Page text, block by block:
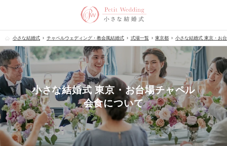
小さな結婚式 チャペルウェディング・教会風結婚式 式場一覧 東京都 小さな結婚式 東京・お
小さな結婚式 東京・お台場チャペル
会食について